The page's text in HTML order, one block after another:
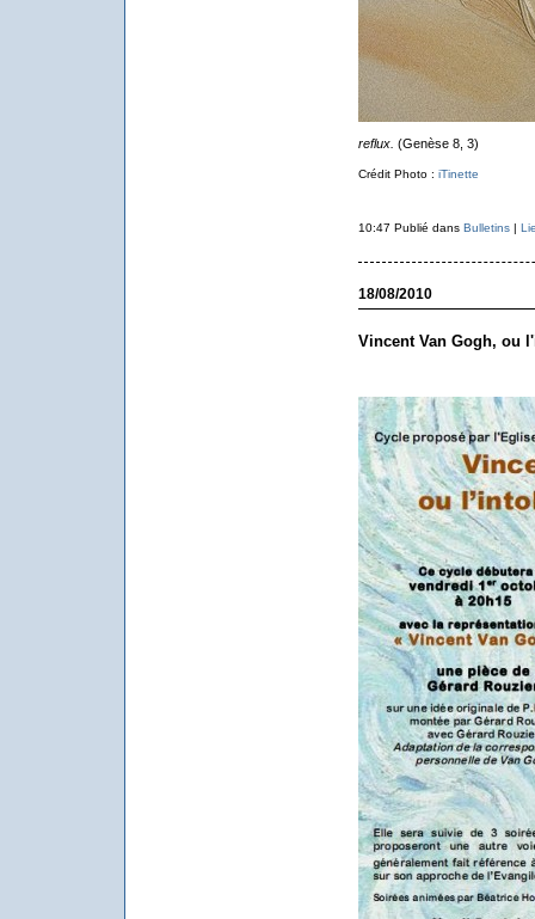
reflux. (Genèse 8, 3)
Crédit Photo : iTinette
10:47 Publié dans Bulletins|
18/08/2010
Vincent Van Gogh, ou